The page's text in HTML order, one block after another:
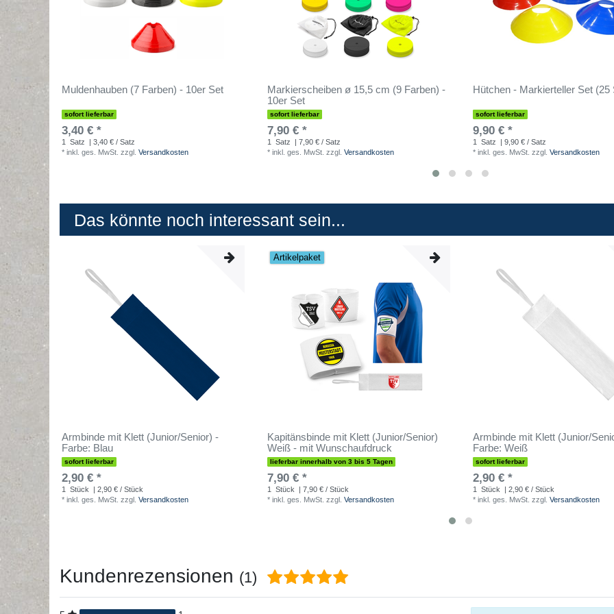
Muldenhauben (7 Farben) - 10er Set
sofort lieferbar
3,40 € *
1 Satz
| 3,40 € / Satz
* inkl. ges. MwSt. zzgl. Versandkosten
Markierscheiben ø 15,5 cm (9 Farben) -
10er Set
sofort lieferbar
7,90 € *
1 Satz
| 7,90 € / Satz
* inkl. ges. MwSt. zzgl. Versandkosten
Hütchen - Markierteller Set (25
sofort lieferbar
9,90 € *
1 Satz
| 9,90 € / Satz
* inkl. ges. MwSt. zzgl. Versandkosten
Das könnte noch interessant sein...
Armbinde mit Klett (Junior/Senior) -
Farbe: Blau
sofort lieferbar
2,90 € *
1 Stück
| 2,90 € / Stück
* inkl. ges. MwSt. zzgl. Versandkosten
Artikelpaket
Kapitänsbinde mit Klett (Junior/Senior)
Weiß - mit Wunschaufdruck
lieferbar innerhalb von 3 bis 5 Tagen
7,90 € *
1 Stück
| 7,90 € / Stück
* inkl. ges. MwSt. zzgl. Versandkosten
Armbinde mit Klett (Junior/
Farbe: Weiß
sofort lieferbar
2,90 € *
1 Stück
| 2,90 € / Stück
* inkl. ges. MwSt. zzgl. Versandkosten
Kundenrezensionen (1)